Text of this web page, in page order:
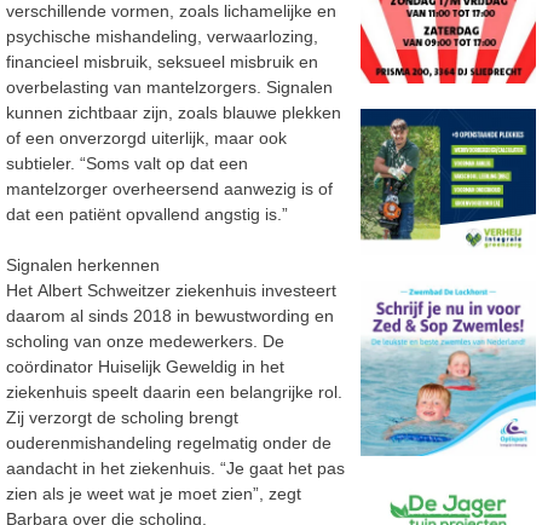
verschillende vormen, zoals lichamelijke en
psychische mishandeling, verwaarlozing,
financieel misbruik, seksueel misbruik en
overbelasting van mantelzorgers. Signalen
kunnen zichtbaar zijn, zoals blauwe plekken
of een onverzorgd uiterlijk, maar ook
subtieler. “Soms valt op dat een
mantelzorger overheersend aanwezig is of
dat een patiënt opvallend angstig is. ”
Signalen herkennen
Het Albert Schweitzer ziekenhuis investeert
daarom al sinds 2018 in bewustwording en
scholing van onze medewerkers. De
coördinator Huiselijk Geweldig in het
ziekenhuis speelt daarin een belangrijke rol.
Zij verzorgt de scholing brengt
ouderenmishandeling regelmatig onder de
aandacht in het ziekenhuis. “Je gaat het pas
zien als je weet wat je moet zien”, zegt
Barbara over die scholing